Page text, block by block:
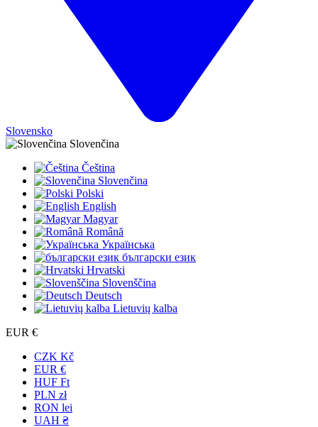
Slovensko
Slovenčina
Čeština
Slovenčina
Polski
English
Magyar
Română
Українська
български език
Hrvatski
Slovenščina
Deutsch
Lietuvių kalba
EUR €
CZK Kč
EUR €
HUF Ft
PLN zł
RON lei
UAH ₴